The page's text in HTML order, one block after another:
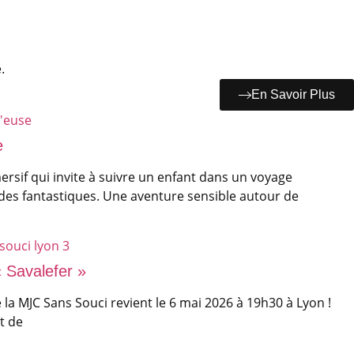
En Savoir Plus
qui invite à suivre un enfant dans un voyage
fantastiques. Une aventure sensible autour de
Savalefer »
MJC Sans Souci revient le 6 mai 2026 à 19h30 à Lyon !
de